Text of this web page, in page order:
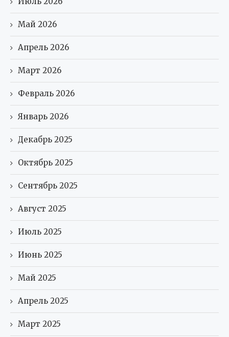
Май 2026
Апрель 2026
Март 2026
Февраль 2026
Январь 2026
Декабрь 2025
Октябрь 2025
Сентябрь 2025
Август 2025
Июль 2025
Июнь 2025
Май 2025
Апрель 2025
Март 2025